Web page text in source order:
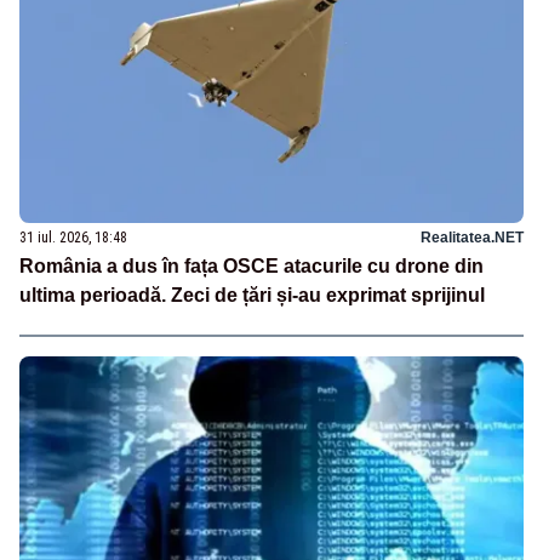
31 iul. 2026, 18:48 Realitatea.NET
România a dus în fața OSCE atacurile cu drone din
ultima perioadă. Zeci de țări și-au exprimat sprijinul